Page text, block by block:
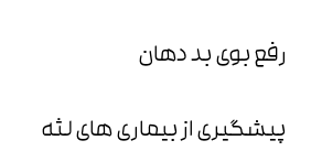
رفع بوی بد دهان
پیشگیری از بیماری های لثه